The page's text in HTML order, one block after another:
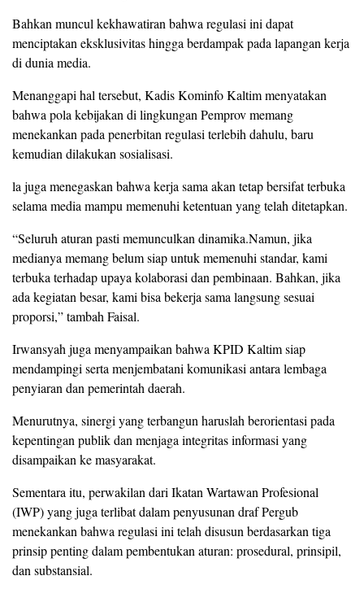
Bahkan muncul kekhawatiran bahwa regulasi ini dapat
menciptakan eksklusivitas hingga berdampak pada lapangan kerja
di dunia media.
Menanggapi hal tersebut, Kadis Kominfo Kaltim menyatakan
bahwa pola kebijakan di lingkungan Pemprov memang
menekankan pada penerbitan regulasi terlebih dahulu, baru
kemudian dilakukan sosialisasi.
la juga menegaskan bahwa kerja sama akan tetap bersifat terbuka
selama media mampu memenuhi ketentuan yang telah ditetapkan.
“Seluruh aturan pasti memunculkan dinamika.Namun, jika
medianya memang belum siap untuk memenuhi standar, kami
terbuka terhadap upaya kolaborasi dan pembinaan. Bahkan, jika
ada kegiatan besar, kami bisa bekerja sama langsung sesuai
proporsi,” tambah Faisal.
Irwansyah juga menyampaikan bahwa KPID Kaltim siap
mendampingi serta menjembatani komunikasi antara lembaga
penyiaran dan pemerintah daerah.
Menurutnya, sinergi yang terbangun haruslah berorientasi pada
kepentingan publik dan menjaga integritas informasi yang
disampaikan ke masyarakat.
Sementara itu, perwakilan dari Ikatan Wartawan Profesional
(IWP) yang juga terlibat dalam penyusunan draf Pergub
menekankan bahwa regulasi ini telah disusun berdasarkan tiga
prinsip penting dalam pembentukan aturan: prosedural, prinsipil,
dan substansial.